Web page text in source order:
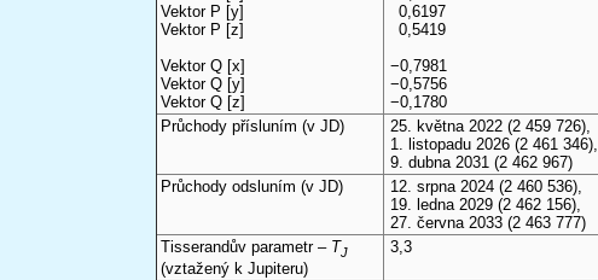
Vektor P [y]
Vektor P [z]
Vektor Q [x]
Vektor Q [y]
Vektor Q [z]
0,6197
0,5419
−0,7981
−0,5756
−0,1780
Průchody přísluním (v JD) 25. května 2022 (2 459 726),
1. listopadu 2026 (2 461 346),
9. dubna 2031 (2 462 967)
Průchody odsluním (v JD) 12. srpna 2024 (2 460 536),
19. ledna 2029 (2 462 156),
27. června 2033 (2 463 777)
Tisserandův parametr – TJ
(vztažený k Jupiteru)
3,3